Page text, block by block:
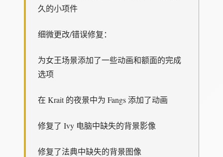
久的小项件
细微更改/错误修复：
为女王场景添加了一些动画和额面的完成
选项
在 Krait 的夜景中为 Fangs 添加了动画
修复了 Ivy 电脑中缺失的背景影像
修复了法典中缺失的背景图像